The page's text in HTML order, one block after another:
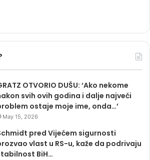
OTVORIO DUŠU: ‘Ako nekome
svih ovih godina i dalje najveći
ostaje moje ime, onda…’
May 15, 2026
pred Vijećem sigurnosti
vlast u RS-u, kaže da podrivaju
BiH…